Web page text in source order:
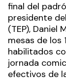
final del
presidente
(TEP), Daniel
mesas de los
habilitados
jornada
efectivos de